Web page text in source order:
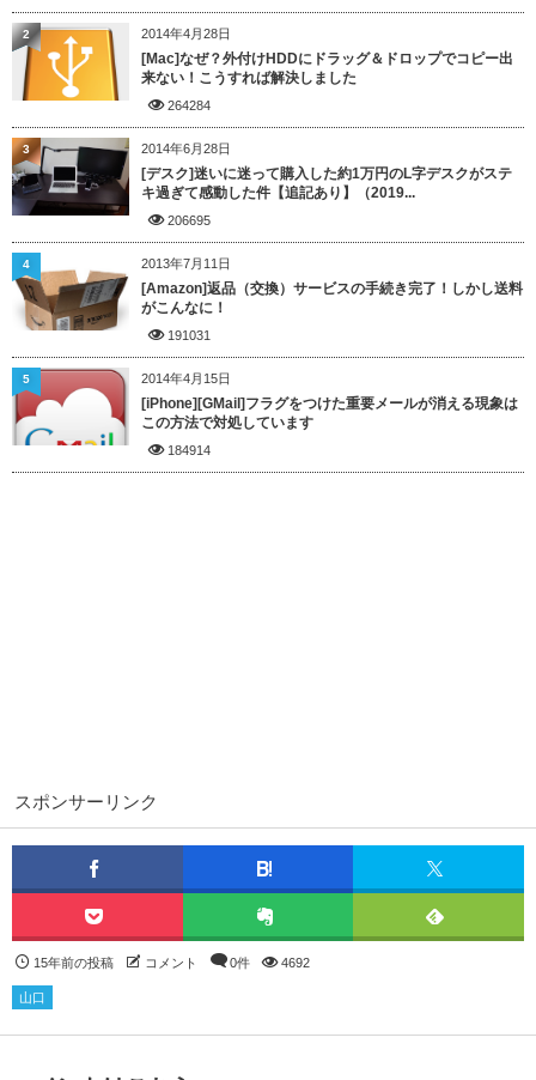
2014年4月28日
[Mac]なぜ？外付けHDDにドラッグ＆ドロップでコピー出
来ない！こうすれば解決しました
264284
2
2014年6月28日
[デスク]迷いに迷って購入した約1万円のL字デスクがステ
キ過ぎて感動した件【追記あり】（2019...
206695
3
2013年7月11日
[Amazon]返品（交換）サービスの手続き完了！しかし送料
がこんなに！
191031
4
2014年4月15日
[iPhone][GMail]フラグをつけた重要メールが消える現象は
この方法で対処しています
184914
5
スポンサーリンク
15年前の投稿 コメント 0件 4692
山口